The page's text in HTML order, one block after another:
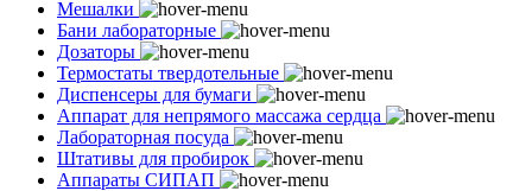
Мешалки
Бани лабораторные
Дозаторы
Термостаты твердотельные
Диспенсеры для бумаги
Аппарат для непрямого массажа сердца
Лабораторная посуда
Штативы для пробирок
Аппараты СИПАП